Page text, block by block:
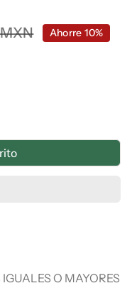
Ahorre 10%
- 2 frascos, Omega
de PROMO - 2
O MAYORES